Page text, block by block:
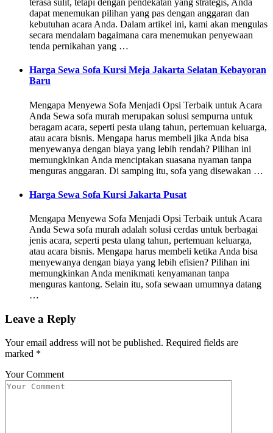
terasa sulit, tetapi dengan pendekatan yang strategis, Anda
dapat menemukan pilihan yang pas dengan anggaran dan
kebutuhan acara Anda. Dalam artikel ini, kami akan mengulas
secara mendalam bagaimana cara menemukan penyewaan
tenda pernikahan yang …
Harga Sewa Sofa Kursi Meja Jakarta Selatan Kebayoran
Baru
Mengapa Menyewa Sofa Menjadi Opsi Terbaik untuk Acara
Anda Sewa sofa murah merupakan solusi sempurna untuk
beragam acara, seperti pesta ulang tahun, pertemuan keluarga,
atau acara bisnis. Mengapa harus membeli jika Anda bisa
menyewanya dengan biaya yang lebih rendah? Pilihan ini
memungkinkan Anda menciptakan suasana nyaman tanpa
menguras anggaran. Di samping itu, sofa yang disewakan …
Harga Sewa Sofa Kursi Jakarta Pusat
Mengapa Menyewa Sofa Menjadi Opsi Terbaik untuk Acara
Anda Sewa sofa murah adalah solusi cerdas untuk berbagai
jenis acara, seperti pesta ulang tahun, pertemuan keluarga,
atau acara bisnis. Mengapa harus membeli ketika Anda bisa
menyewanya dengan biaya yang lebih efisien? Pilihan ini
memungkinkan Anda menikmati kenyamanan tanpa
menguras kantong. Selain itu, sofa sewaan umumnya datang
…
Leave a Reply
Your email address will not be published. Required fields are
marked *
Your Comment